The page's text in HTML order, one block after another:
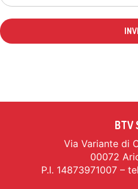
BTV
Via Variante di
00072
P.I. 14873971007 –